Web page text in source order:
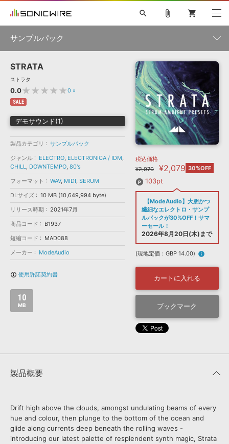
ソフト音源 »
プラグイン・エフェクト »
サンプルパック »
ソフトウェア／ツール »
DAW »
効果音 »
BGM »
特集 »
ニュースレター »
SONICWIREブログ »
製品サポート情報 »
DTMガイド »
FAQ »
お問い合わせ »
音楽カード
楽曲配信流通 サービス
無償のサウンド管理ソフト
次世代型 ボーカル・エディタ
APS 映像のBGM・セリフを音声分離
search
初音ミク NT 巡音ルカ V4X
MEIKO V3
KAITO V3
TOONTRACK
SPITFIRE AUDIO
VIENNA
EZ DRUMMER 3
ライセンスフリーBGM
ボーカル抜き出し
DUBSTEP
ELECTRONICA
MUTANT
ROUTER.FM
SONOCA
ソフト音源 プラグイン・エフェクト
ソフトウェア／ツール 効果音
attach_file shopping_cart
サンプルパック
製品一覧
メーカー
フォーマット
ランキング
STRATA
ストラタ
0.0★★★★★0 »
SALE
デモサウンド(1)
製品カテゴリ
サンプルパック
ジャンル
ELECTRO, ELECTRONICA / IDM,
CHILL, DOWNTEMPO, 80's
フォーマット
WAV, MIDI, SERUM
DLサイズ
10 MB (10,649,994 byte)
リリース時期
2021年7月
商品コード
B1937
短縮コード
MAD088
メーカー
ModeAudio
info_outline 使用許諾契約書
10
MB
税込価格
¥2,970
¥2,079 30%OFF
103pt
【ModeAudio】大胆かつ
繊細なエレクトロ・サンプ
ルパックが30%OFF！サマ
ーセール！
2026年8月20日(木)まで
(現地定価：GBP 14.00) info
カートに入れる
ブックマーク
製品概要
Drift high above the clouds, amongst undulating beams of every
hue and colour, then plunge to the bottom of the ocean and
glide along currents deep beneath the rolling waves -
introducing our latest palette of resplendent synth magic, Strata